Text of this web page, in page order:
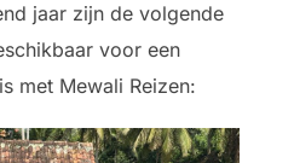
jaar zijn de volgende
voor een
met Mewali Reizen: